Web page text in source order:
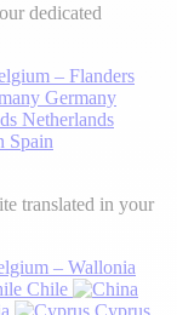
dedicated
– Flanders
Germany
Netherlands
Spain
translated in your
Chile
Cyprus